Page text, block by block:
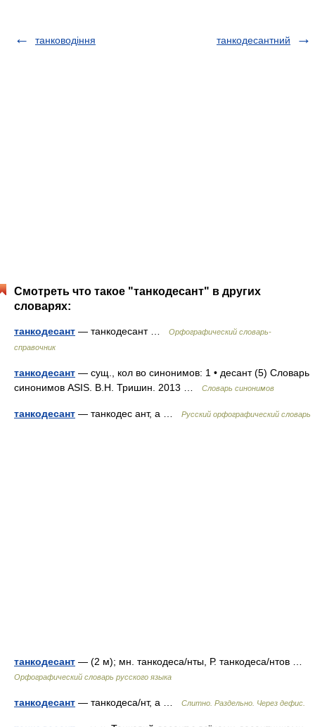
танководіння танкодесантний
Смотреть что такое "танкодесант" в других
словарях:
танкодесант — танкодесант …
Орфографический словарь-
справочник
танкодесант — сущ., кол во синонимов: 1 • десант (5) Словарь
синонимов ASIS. В.Н. Тришин. 2013 …
Словарь синонимов
танкодесант — танкодес ант, а … Русский орфографический словарь
танкодесант — (2 м); мн. танкодеса/нты, Р. танкодеса/нтов …
Орфографический словарь русского языка
танкодесант — танкодеса/нт, а … Слитно. Раздельно. Через дефис.